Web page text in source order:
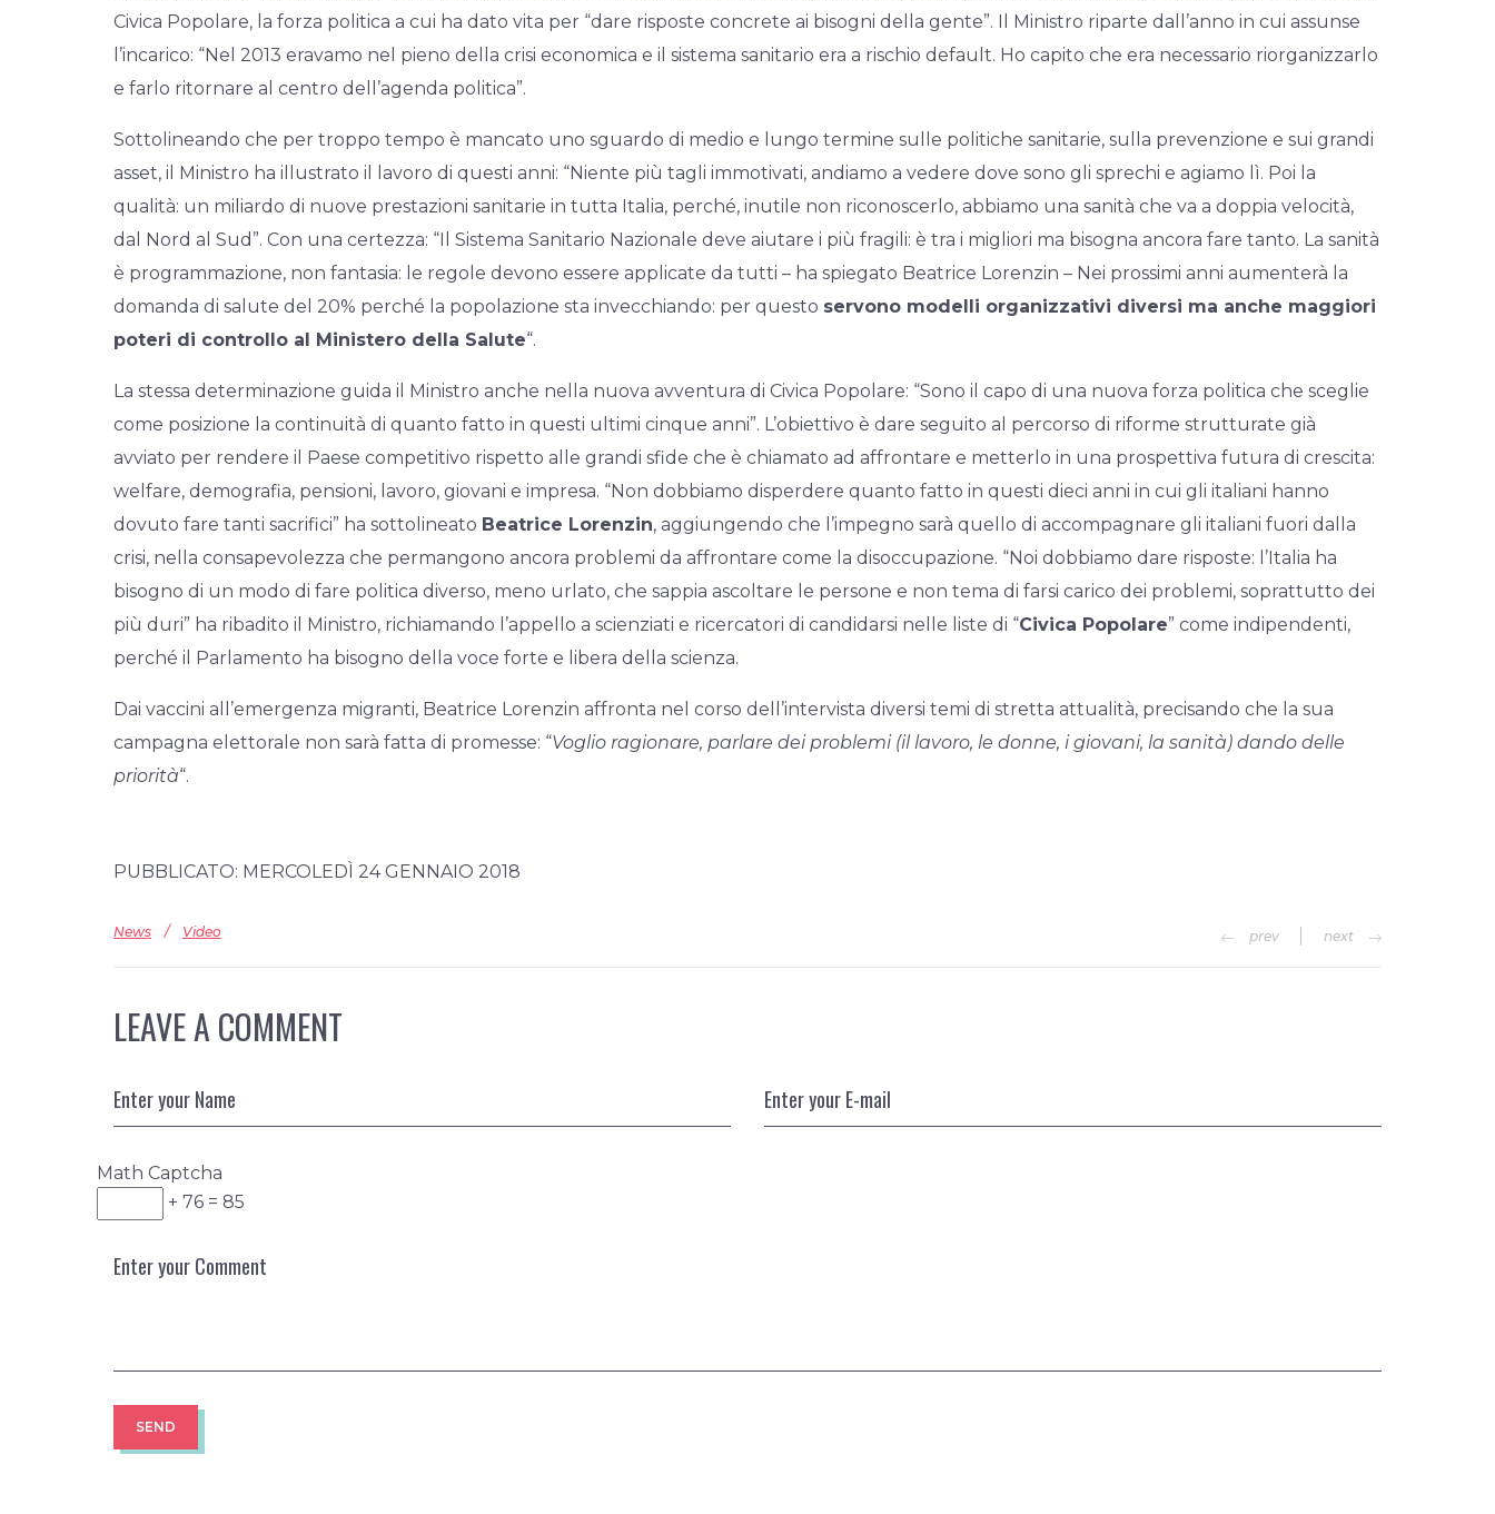
Civica Popolare, la forza politica a cui ha dato vita per “dare risposte concrete ai bisogni della gente”. Il Ministro riparte dall’anno in cui assunse
l’incarico: “Nel 2013 eravamo nel pieno della crisi economica e il sistema sanitario era a rischio default. Ho capito che era necessario riorganizzarlo
e farlo ritornare al centro dell’agenda politica”.
Sottolineando che per troppo tempo è mancato uno sguardo di medio e lungo termine sulle politiche sanitarie, sulla prevenzione e sui grandi
asset, il Ministro ha illustrato il lavoro di questi anni: “Niente più tagli immotivati, andiamo a vedere dove sono gli sprechi e agiamo lì. Poi la
qualità: un miliardo di nuove prestazioni sanitarie in tutta Italia, perché, inutile non riconoscerlo, abbiamo una sanità che va a doppia velocità,
dal Nord al Sud”. Con una certezza: “Il Sistema Sanitario Nazionale deve aiutare i più fragili: è tra i migliori ma bisogna ancora fare tanto. La sanità
è programmazione, non fantasia: le regole devono essere applicate da tutti – ha spiegato Beatrice Lorenzin – Nei prossimi anni aumenterà la
domanda di salute del 20% perché la popolazione sta invecchiando: per questo servono modelli organizzativi diversi ma anche maggiori
poteri di controllo al Ministero della Salute“.
La stessa determinazione guida il Ministro anche nella nuova avventura di Civica Popolare: “Sono il capo di una nuova forza politica che sceglie
come posizione la continuità di quanto fatto in questi ultimi cinque anni”. L’obiettivo è dare seguito al percorso di riforme strutturate già
avviato per rendere il Paese competitivo rispetto alle grandi sfide che è chiamato ad affrontare e metterlo in una prospettiva futura di crescita:
welfare, demografia, pensioni, lavoro, giovani e impresa. “Non dobbiamo disperdere quanto fatto in questi dieci anni in cui gli italiani hanno
dovuto fare tanti sacrifici” ha sottolineato Beatrice Lorenzin, aggiungendo che l’impegno sarà quello di accompagnare gli italiani fuori dalla
crisi, nella consapevolezza che permangono ancora problemi da affrontare come la disoccupazione. “Noi dobbiamo dare risposte: l’Italia ha
bisogno di un modo di fare politica diverso, meno urlato, che sappia ascoltare le persone e non tema di farsi carico dei problemi, soprattutto dei
più duri” ha ribadito il Ministro, richiamando l’appello a scienziati e ricercatori di candidarsi nelle liste di “Civica Popolare” come indipendenti,
perché il Parlamento ha bisogno della voce forte e libera della scienza.
Dai vaccini all’emergenza migranti, Beatrice Lorenzin affronta nel corso dell’intervista diversi temi di stretta attualità, precisando che la sua
campagna elettorale non sarà fatta di promesse: “Voglio ragionare, parlare dei problemi (il lavoro, le donne, i giovani, la sanità) dando delle
priorità“.
PUBBLICATO: MERCOLEDÌ 24 GENNAIO 2018
News / Video prev next
LEAVE A COMMENT
Math Captcha
+ 76 = 85